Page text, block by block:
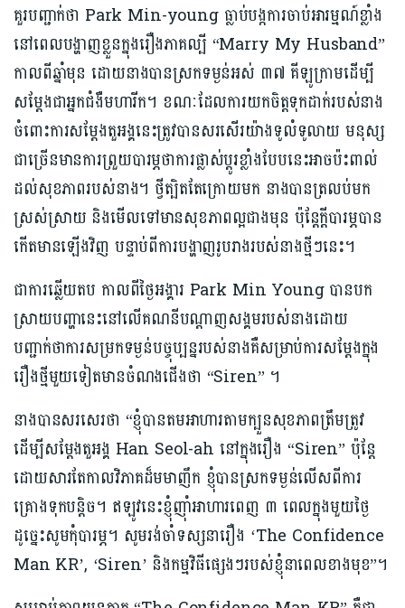
គួរបញ្ជាក់ថា Park Min-young ធ្លាប់បង្កការចាប់អារម្មណ៍ខ្លាំង
នៅ​ពេល​បង្ហាញ​ខ្លួន​ក្នុង​រឿង​ភាគ​ល្បី ​“Marry My Husband”
កាល​ពី​ឆ្នាំ​មុន ដោយនាងបាន​ស្រកទម្ងន់​អស់ ៣៧ គីឡូក្រាម​ដើម្បី​
សម្ដែងជា​អ្នក​ជំងឺ​មហារីក។ ខណៈដែលការយកចិត្តទុកដាក់របស់នាង
ចំពោះការសម្ដែងតួអង្គនេះត្រូវបានសរសើរយ៉ាងទូលំទូលាយ មនុស្ស
ជាច្រើនមានការព្រួយបារម្ភថាការផ្លាស់ប្តូរខ្លាំងបែបនេះអាចប៉ះពាល់
ដល់សុខភាពរបស់នាង។ ថ្វីត្បិតតែក្រោយមក នាងបានត្រលប់មក
ស្រស់ស្រាយ និងមើលទៅមានសុខភាពល្អជាងមុន ប៉ុន្តែក្តីបារម្ភបាន
កើតមានឡើងវិញ បន្ទាប់ពីការបង្ហាញរូបរាងរបស់នាងថ្មីៗនេះ។
ជាការឆ្លើយតប កាលពីថ្ងៃអង្គារ Park Min Young បានបក
ស្រាយបញ្ហានេះនៅលើគណនីបណ្ដាញសង្គមរបស់នាងដោយ
បញ្ជាក់ថាការសម្រកទម្ងន់បច្ចុប្បន្នរបស់នាងគឺសម្រាប់ការសម្ដែងក្នុង
រឿងថ្មីមួយទៀតមានចំណងជើងថា “Siren” ។
នាងបានសរសេរថា “ខ្ញុំបានតមអាហារតាមក្បួនសុខភាពត្រឹមត្រូវ
ដើម្បីសម្ដែងតួអង្គ Han Seol-ah នៅក្នុងរឿង “Siren” ប៉ុន្តែ
ដោយសារតែកាលវិភាគដ៏មមាញឹក ខ្ញុំបានស្រកទម្ងន់លើសពីការ
គ្រោងទុកបន្តិច។ ឥឡូវនេះខ្ញុំញ៉ាំអាហារពេញ ៣ ពេលក្នុងមួយថ្ងៃ
ដូច្នេះសូមកុំបារម្ភ។ សូមរង់ចាំទស្សនារឿង ‘The Confidence
Man KR’, ‘Siren’ និងកម្មវិធីផ្សេងៗរបស់ខ្ញុំនាពេលខាងមុខ”។